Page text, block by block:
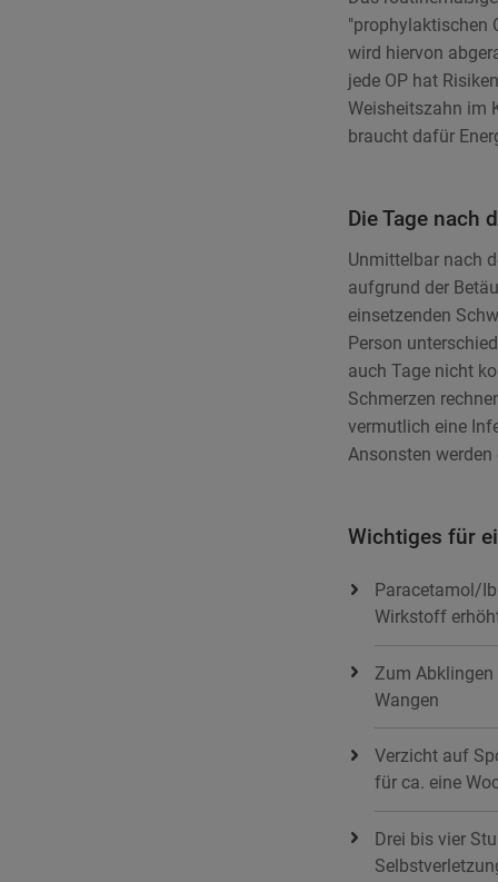
"prophylaktischen
wird hiervon
jede OP hat
Weisheitszahn im
braucht dafür
Die Tage nach
Unmittelbar nach
aufgrund der
einsetzenden
Person
auch Tage nicht
Schmerzen
vermutlich eine
Ansonsten
Wichtiges für
Paracetamol/
Wirkstoff
Zum
Wangen
Verzicht auf
für ca. eine
Drei bis vier